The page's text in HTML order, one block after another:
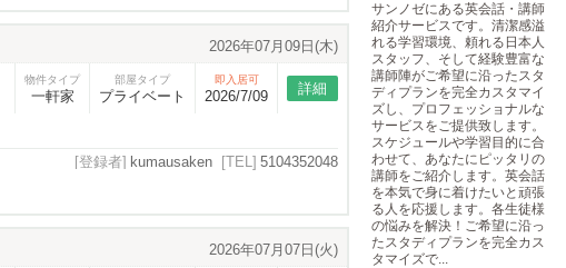
2026年07月09日(木)
物件タイプ
一軒家
部屋タイプ
プライベート
即入居可
2026/7/09 詳細
[登録者] kumausaken [TEL] 5104352048
2026年07月07日(火)
サンノゼにある英会話・講師
紹介サービスです。清潔感溢
れる学習環境、頼れる日本人
スタッフ、そして経験豊富な
講師陣がご希望に沿ったスタ
ディプランを完全カスタマイ
ズし、プロフェッショナルな
サービスをご提供致します。
スケジュールや学習目的に合
わせて、あなたにピッタリの
講師をご紹介します。英会話
を本気で身に着けたいと頑張
る人を応援します。各生徒様
の悩みを解決！ご希望に沿っ
たスタディプランを完全カス
タマイズで...